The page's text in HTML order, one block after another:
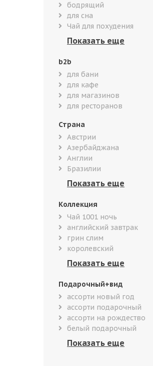
бодрящий
для сна
Чай для похудения
b2b
для бани
для кафе
для магазинов
для ресторанов
Страна
Австрии
Азербайджана
Англии
Бразилии
Коллекция
Чай 1001 ночь
английский завтрак
грин слим
королевский
Подарочный+вид
ассорти новый год
ассорти подарочный
ассорти на рождество
белый подарочный